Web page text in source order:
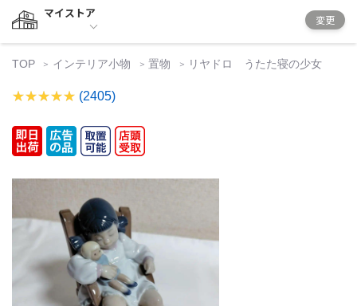
マイストア
変更
TOP インテリア小物 置物 リヤドロ うたた寝の少女
(2405)